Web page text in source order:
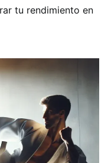
tu rendimiento en